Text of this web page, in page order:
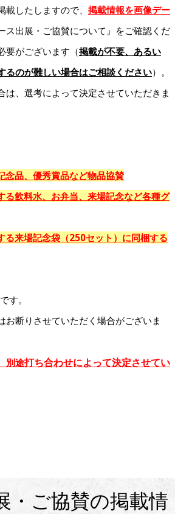
したしますので、 掲載情報を画像デー
ス出展・ご協賛について』をご確認くだ
要がございます（掲載が不要、あるい
るのが難しい場合はご相談ください）。
、選考によって決定させていただきま
念品、優秀賞品など物品協賛
る飲料水、お弁当、来場記念など各種グ
る来場記念袋（250セット）に同梱する
す。
お断りさせていただく場合がございま
別途打ち合わせによって決定させてい
・ご協賛の掲載情